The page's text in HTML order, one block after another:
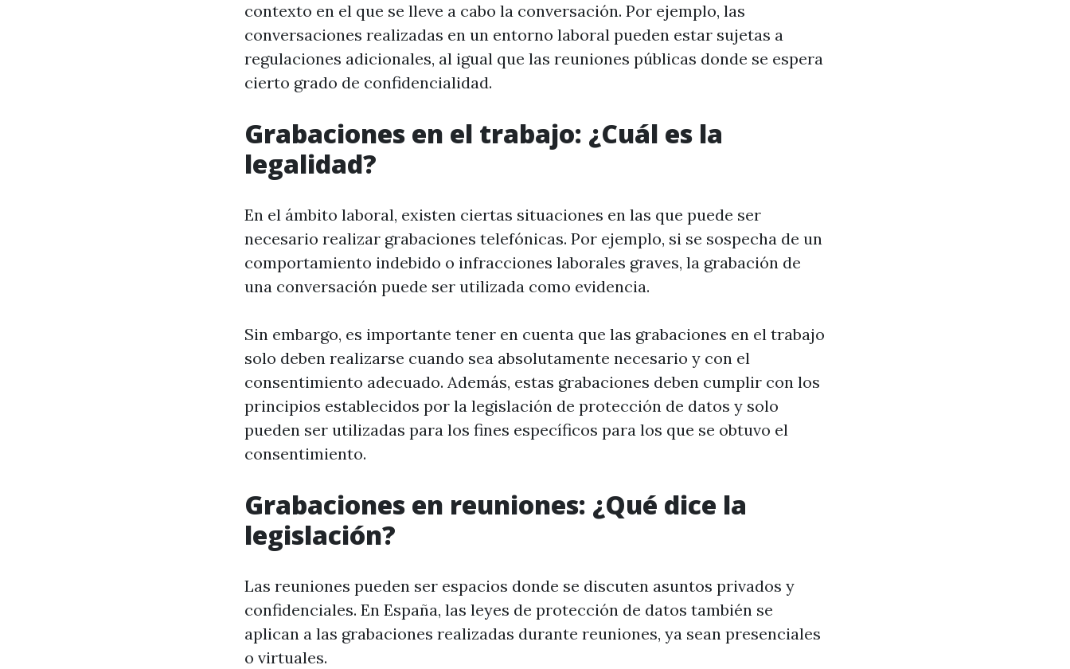
contexto en el que se lleve a cabo la conversación. Por ejemplo, las
conversaciones realizadas en un entorno laboral pueden estar sujetas a
regulaciones adicionales, al igual que las reuniones públicas donde se espera
cierto grado de confidencialidad.
Grabaciones en el trabajo: ¿Cuál es la
legalidad?
En el ámbito laboral, existen ciertas situaciones en las que puede ser
necesario realizar grabaciones telefónicas. Por ejemplo, si se sospecha de un
comportamiento indebido o infracciones laborales graves, la grabación de
una conversación puede ser utilizada como evidencia.
Sin embargo, es importante tener en cuenta que las grabaciones en el trabajo
solo deben realizarse cuando sea absolutamente necesario y con el
consentimiento adecuado. Además, estas grabaciones deben cumplir con los
principios establecidos por la legislación de protección de datos y solo
pueden ser utilizadas para los fines específicos para los que se obtuvo el
consentimiento.
Grabaciones en reuniones: ¿Qué dice la
legislación?
Las reuniones pueden ser espacios donde se discuten asuntos privados y
confidenciales. En España, las leyes de protección de datos también se
aplican a las grabaciones realizadas durante reuniones, ya sean presenciales
o virtuales.